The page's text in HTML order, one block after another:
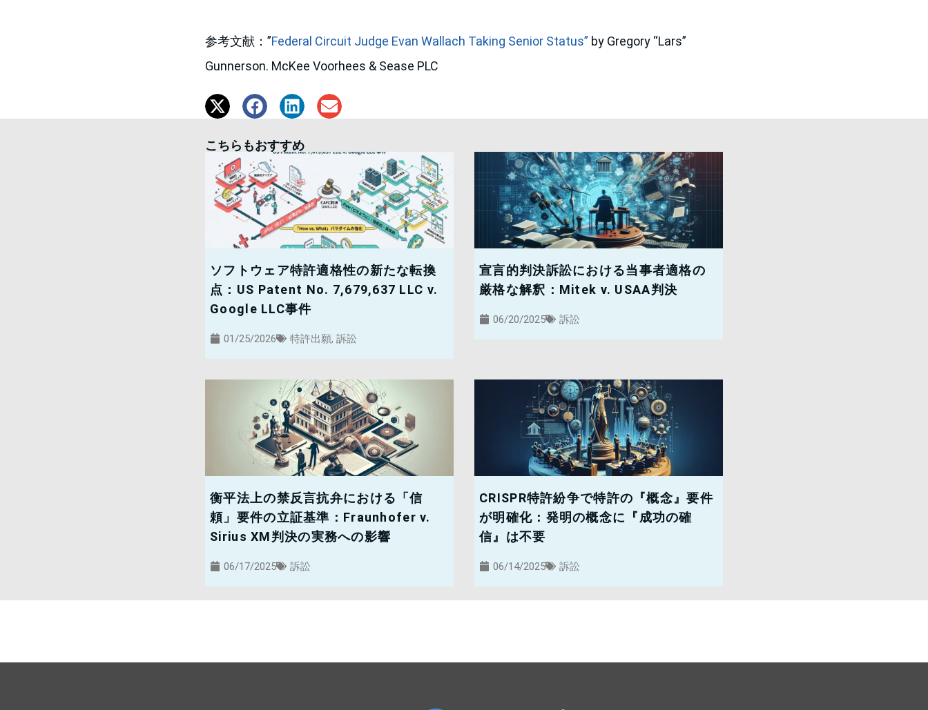
参考文献：”Federal Circuit Judge Evan Wallach Taking Senior Status” by Gregory “Lars”
Gunnerson. McKee Voorhees & Sease PLC
こちらもおすすめ
ソフトウェア特許適格性の新たな転換
点：US Patent No. 7,679,637 LLC v.
Google LLC事件
01/25/2026 特許出願,訴訟
宣言的判決訴訟における当事者適格の
厳格な解釈：Mitek v. USAA判決
06/20/2025 訴訟
衡平法上の禁反言抗弁における「信
頼」要件の立証基準：Fraunhofer v.
Sirius XM判決の実務への影響
06/17/2025 訴訟
CRISPR特許紛争で特許の『概念』要件
が明確化：発明の概念に『成功の確
信』は不要
06/14/2025 訴訟